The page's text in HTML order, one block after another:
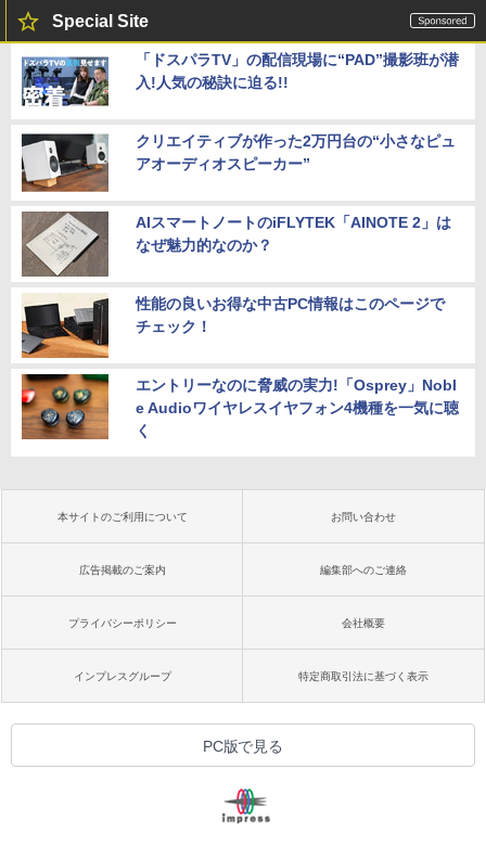
Special Site
「ドスパラTV」の配信現場に“PAD”撮影班が潜
入!人気の秘訣に迫る!!
クリエイティブが作った2万円台の“小さなピュ
アオーディオスピーカー”
AIスマートノートのiFLYTEK「AINOTE 2」は
なぜ魅力的なのか？
性能の良いお得な中古PC情報はこのページで
チェック！
エントリーなのに脅威の実力!「Osprey」Nobl
e Audioワイヤレスイヤフォン4機種を一気に聴
く
本サイトのご利用について お問い合わせ
広告掲載のご案内 編集部へのご連絡
プライバシーポリシー 会社概要
インプレスグループ 特定商取引法に基づく表示
PC版で見る